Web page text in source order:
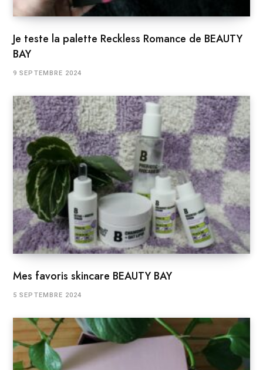
Je teste la palette Reckless Romance de BEAUTY
BAY
9 SEPTEMBRE 2024
Mes favoris skincare BEAUTY BAY
5 SEPTEMBRE 2024